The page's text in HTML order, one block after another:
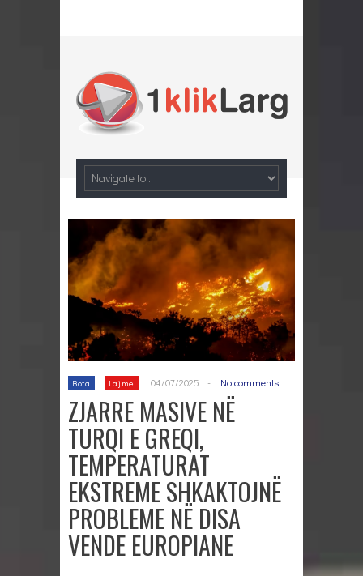
Bota Lajme 04/07/2025 - No comments
ZJARRE MASIVE NË
TURQI E GREQI,
TEMPERATURAT
EKSTREME SHKAKTOJNË
PROBLEME NË DISA
VENDE EUROPIANE